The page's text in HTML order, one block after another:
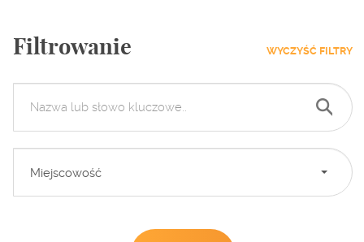
Filtrowanie WYCZYŚĆ FILTRY
Miejscowość